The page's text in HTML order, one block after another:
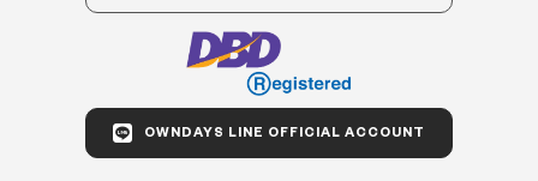
OWNDAYS LINE OFFICIAL ACCOUNT